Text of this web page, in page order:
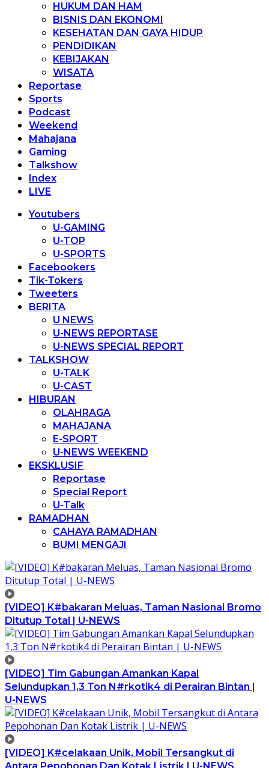
HUKUM DAN HAM
BISNIS DAN EKONOMI
KESEHATAN DAN GAYA HIDUP
PENDIDIKAN
KEBIJAKAN
WISATA
Reportase
Sports
Podcast
Weekend
Mahajana
Gaming
Talkshow
Index
LIVE
Youtubers
U-GAMING
U-TOP
U-SPORTS
Facebookers
Tik-Tokers
Tweeters
BERITA
U NEWS
U-NEWS REPORTASE
U-NEWS SPECIAL REPORT
TALKSHOW
U-TALK
U-CAST
HIBURAN
OLAHRAGA
MAHAJANA
E-SPORT
U-NEWS WEEKEND
EKSKLUSIF
Reportase
Special Report
U-Talk
RAMADHAN
CAHAYA RAMADHAN
BUMI MENGAJI
[VIDEO] K#bakaran Meluas, Taman Nasional Bromo
Ditutup Total | U-NEWS
[VIDEO] Tim Gabungan Amankan Kapal
Selundupkan 1,3 Ton N#rkotik4 di Perairan Bintan |
U-NEWS
[VIDEO] K#celakaan Unik, Mobil Tersangkut di